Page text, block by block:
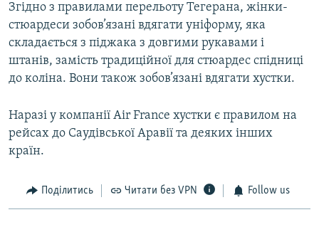
Згідно з правилами перельоту Тегерана, жінки-
стюардеси зобов’язані вдягати уніформу, яка
складається з піджака з довгими рукавами і
штанів, замість традиційної для стюардес спідниці
до коліна. Вони також зобов’язані вдягати хустки.
Наразі у компанії Air France хустки є правилом на
рейсах до Саудівської Аравії та деяких інших
країн.
Поділитись Читати без VPN Follow us